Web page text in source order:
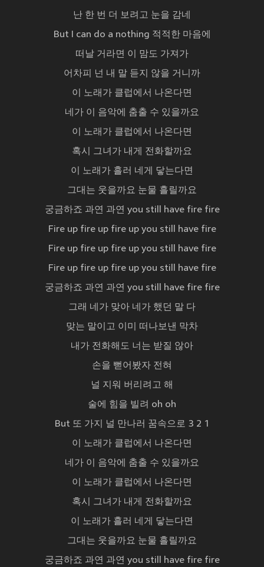
난 한 번 더 보려고 눈을 감네
But I can do a nothing 적적한 마음에
떠날 거라면 이 맘도 가져가
어차피 넌 내 말 듣지 않을 거니까
이 노래가 클럽에서 나온다면
네가 이 음악에 춤출 수 있을까요
이 노래가 클럽에서 나온다면
혹시 그녀가 내게 전화할까요
이 노래가 흘러 네게 닿는다면
그대는 웃을까요 눈물 흘릴까요
궁금하죠 과연 과연 you still have fire fire
Fire up fire up fire up you still have fire
Fire up fire up fire up you still have fire
Fire up fire up fire up you still have fire
궁금하죠 과연 과연 you still have fire fire
그래 네가 맞아 네가 했던 말 다
맞는 말이고 이미 떠나보낸 막차
내가 전화해도 너는 받질 않아
손을 뻗어봤자 전혀
널 지워 버리려고 해
술에 힘을 빌려 oh oh
But 또 가지 널 만나러 꿈속으로 3 2 1
이 노래가 클럽에서 나온다면
네가 이 음악에 춤출 수 있을까요
이 노래가 클럽에서 나온다면
혹시 그녀가 내게 전화할까요
이 노래가 흘러 네게 닿는다면
그대는 웃을까요 눈물 흘릴까요
궁금하죠 과연 과연 you still have fire fire